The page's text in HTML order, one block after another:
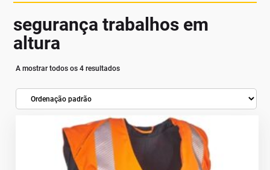
segurança trabalhos em
altura
A mostrar todos os 4 resultados